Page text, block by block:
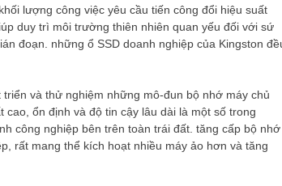
lượng công việc yêu cầu tiến công đổi hiệu suất
duy trì môi trường thiên nhiên quan yếu đối với sứ
đoạn. những ổ SSD doanh nghiệp của Kingston
và thử nghiệm những mô-đun bộ nhớ máy chủ
ổn định và độ tin cậy lâu dài là một số trong
công nghiệp bên trên toàn trái đất. tăng cấp bộ nhớ
rất mang thể kích hoạt nhiều máy ảo hơn và tăng